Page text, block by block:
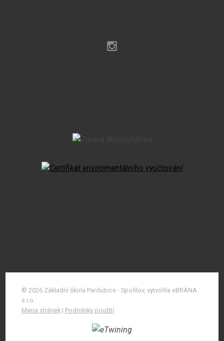
© 2026 Základní škola Pardubice - Spořilov, vytvořila eBRÁNA
s.r.o.
Mapa stránek| Podmínky použití